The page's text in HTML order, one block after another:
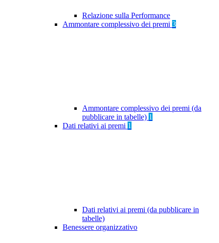
Relazione sulla Performance
Ammontare complessivo dei premi 3
Ammontare complessivo dei premi (da
pubblicare in tabelle) 1
Dati relativi ai premi 1
Dati relativi ai premi (da pubblicare in
tabelle)
Benessere organizzativo